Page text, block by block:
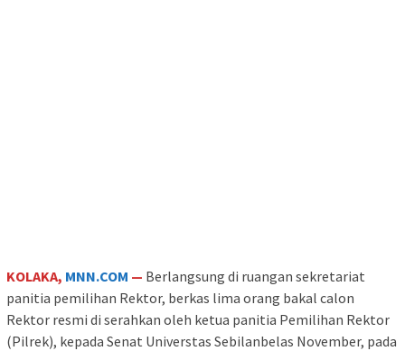
KOLAKA, MNN.COM — Berlangsung di ruangan sekretariat
panitia pemilihan Rektor, berkas lima orang bakal calon
Rektor resmi di serahkan oleh ketua panitia Pemilihan Rektor
(Pilrek), kepada Senat Universtas Sebilanbelas November, pada